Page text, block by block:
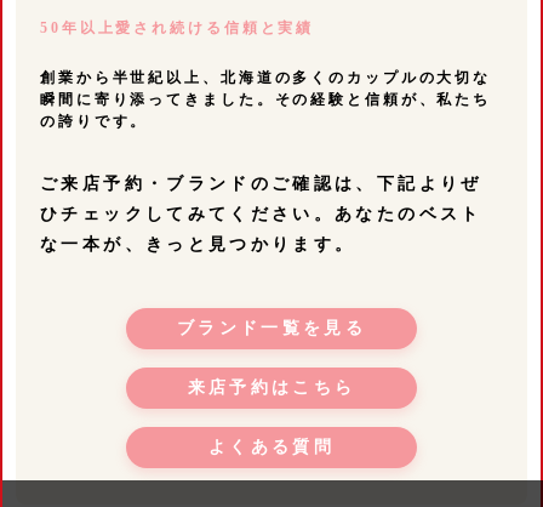
50年以上愛され続ける信頼と実績
創業から半世紀以上、北海道の多くのカップルの大切な
瞬間に寄り添ってきました。その経験と信頼が、私たち
の誇りです。
ご来店予約・ブランドのご確認は、下記よりぜ
ひチェックしてみてください。あなたのベスト
な一本が、きっと見つかります。
ブランド一覧を見る
来店予約はこちら
よくある質問